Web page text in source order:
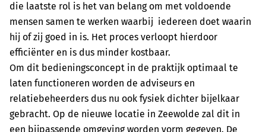
die laatste rol is het van belang om met voldoende
mensen samen te werken waarbij iedereen doet waarin
hij of zij goed in is. Het proces verloopt hierdoor
efficiënter en is dus minder kostbaar.
Om dit bedieningsconcept in de praktijk optimaal te
laten functioneren worden de adviseurs en
relatiebeheerders dus nu ook fysiek dichter bijelkaar
gebracht. Op de nieuwe locatie in Zeewolde zal dit in
een bijpassende omgeving worden vorm gegeven. De